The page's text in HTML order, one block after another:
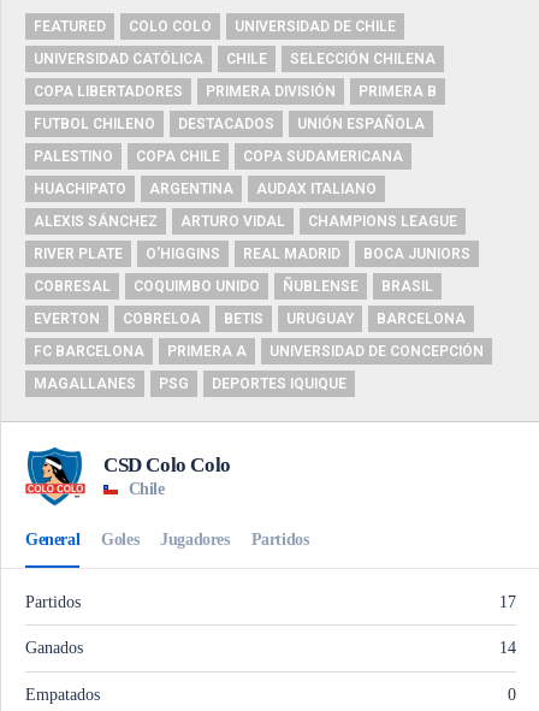
FEATURED COLO COLO
UNIVERSIDAD DE CHILE
UNIVERSIDAD CATÓLICA
CHILE
SELECCIÓN CHILENA
COPA LIBERTADORES
PRIMERA DIVISIÓN
PRIMERA B
FUTBOL CHILENO
DESTACADOS
UNIÓN ESPAÑOLA
PALESTINO
COPA CHILE
COPA SUDAMERICANA
HUACHIPATO
ARGENTINA
AUDAX ITALIANO
ALEXIS SÁNCHEZ
ARTURO VIDAL
CHAMPIONS LEAGUE
RIVER PLATE
O'HIGGINS REAL MADRID
BOCA JUNIORS
COBRESAL
COQUIMBO UNIDO ÑUBLENSE
BRASIL
EVERTON
COBRELOA BETIS URUGUAY
BARCELONA
FC BARCELONA
PRIMERA A
UNIVERSIDAD DE CONCEPCIÓN
MAGALLANES
PSG DEPORTES IQUIQUE